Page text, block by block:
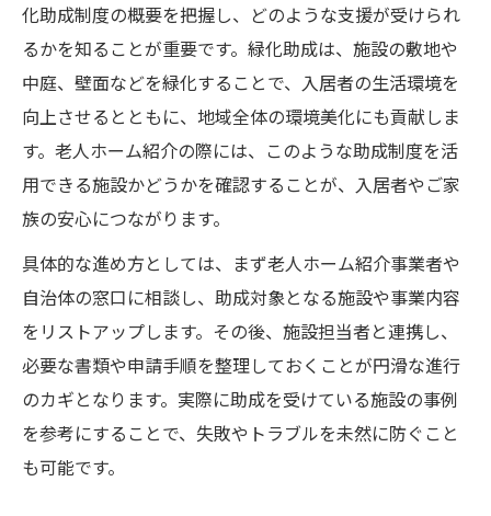
化助成制度の概要を把握し、どのような支援が受けられ
るかを知ることが重要です。緑化助成は、施設の敷地や
中庭、壁面などを緑化することで、入居者の生活環境を
向上させるとともに、地域全体の環境美化にも貢献しま
す。老人ホーム紹介の際には、このような助成制度を活
用できる施設かどうかを確認することが、入居者やご家
族の安心につながります。
具体的な進め方としては、まず老人ホーム紹介事業者や
自治体の窓口に相談し、助成対象となる施設や事業内容
をリストアップします。その後、施設担当者と連携し、
必要な書類や申請手順を整理しておくことが円滑な進行
のカギとなります。実際に助成を受けている施設の事例
を参考にすることで、失敗やトラブルを未然に防ぐこと
も可能です。